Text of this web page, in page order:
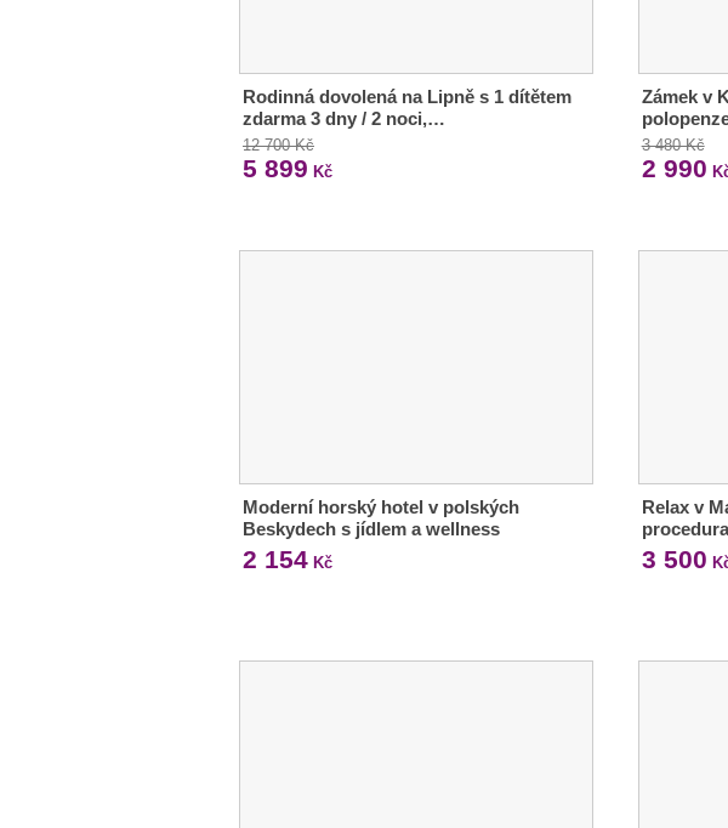
Rodinná dovolená na Lipně s 1 dítětem
zdarma 3 dny / 2 noci,…
12 700 Kč
5 899 Kč
Zámek v
3 480 Kč
2 990
Moderní horský hotel v polských
Beskydech s jídlem a wellness
2 154 Kč
Relax v
3 500